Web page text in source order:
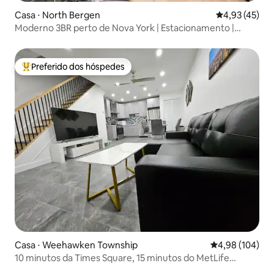
Casa ⋅ North Bergen 4,93 de uma
4,93 (45)
Moderno 3BR perto de Nova York | Estacionamento |
Entre os melhores preferidos dos hóspedes
Preferido dos hóspedes
Casa ⋅ Weehawken Township 4,98 de uma
4,98 (104)
10 minutos da Times Square, 15 minutos do MetLife